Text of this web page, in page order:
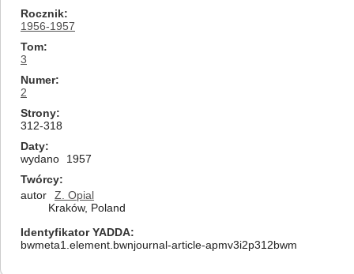
Rocznik
1956-1957
Tom
3
Numer
2
Strony
312-318
Daty
wydano
1957
Twórcy
autor
Z. Opial
Kraków, Poland
Identyfikator YADDA
bwmeta1.element.bwnjournal-article-apmv3i2p312bwm